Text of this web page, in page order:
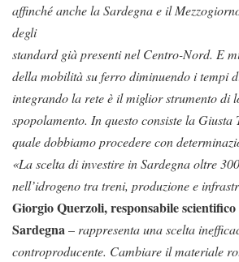
affinché anche la Sardegna e il
degli
standard già presenti nel Centro-Nord. E
della mobilità su ferrodiminuendo i tempi
integrando la rete è il miglior strumento di
spopolamento. In questo consiste la Giusta
quale dobbiamoprocedere con
«La scelta di investire in Sardegna oltre
nell’idrogeno tra treni, produzione e
Giorgio Querzoli, responsabile
Sardegna– rappresenta una scelta
controproducente. Cambiare il materiale